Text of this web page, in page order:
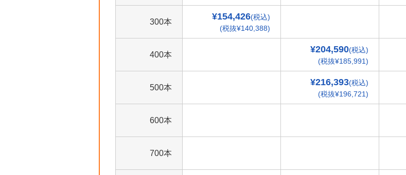
300本
¥154,426(税込)
(税抜¥140,388)
400本
¥204,590(税込)
(税抜¥185,991)
500本
¥216,393(税込)
(税抜¥196,721)
600本
700本